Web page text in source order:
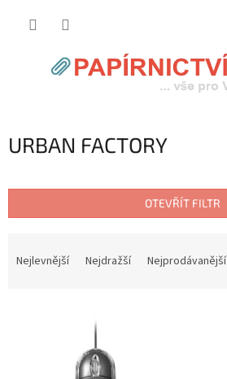
URBAN FACTORY
OTEVŘÍT FILTR
Nejlevnější Nejdražší Nejprodávanější